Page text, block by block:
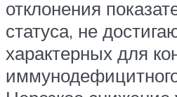
отклонения
статуса, не
характерных для